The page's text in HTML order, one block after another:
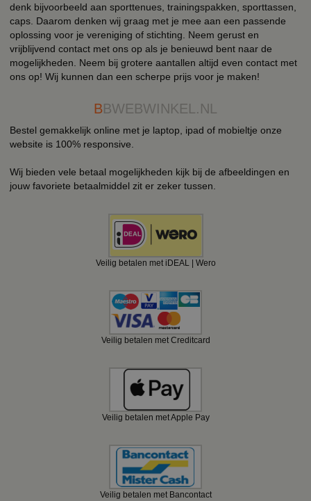
denk bijvoorbeeld aan sporttenues, trainingspakken, sporttassen,
caps. Daarom denken wij graag met je mee aan een passende
oplossing voor je vereniging of stichting. Neem gerust en
vrijblijvend contact met ons op als je benieuwd bent naar de
mogelijkheden. Neem bij grotere aantallen altijd even contact met
ons op! Wij kunnen dan een scherpe prijs voor je maken!
BBWEBWINKEL.NL
Bestel gemakkelijk online met je laptop, ipad of mobieltje onze
website is 100% responsive.
Wij bieden vele betaal mogelijkheden kijk bij de afbeeldingen en
jouw favoriete betaalmiddel zit er zeker tussen.
Veilig betalen met iDEAL | Wero
Veilig betalen met Creditcard
Veilig betalen met Apple Pay
Veilig betalen met Bancontact